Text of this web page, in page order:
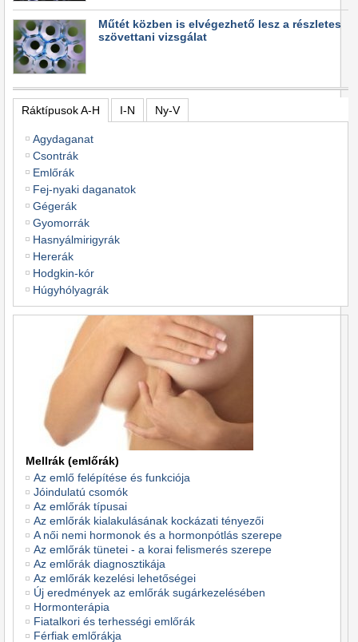
Műtét közben is elvégezhető lesz a részletes
szövettani vizsgálat
Ráktípusok A-H I-N Ny-V
Agydaganat
Csontrák
Emlőrák
Fej-nyaki daganatok
Gégerák
Gyomorrák
Hasnyálmirigyrák
Hererák
Hodgkin-kór
Húgyhólyagrák
Mellrák (emlőrák)
Az emlő felépítése és funkciója
Jóindulatú csomók
Az emlőrák típusai
Az emlőrák kialakulásának kockázati tényezői
A női nemi hormonok és a hormonpótlás szerepe
Az emlőrák tünetei - a korai felismerés szerepe
Az emlőrák diagnosztikája
Az emlőrák kezelési lehetőségei
Új eredmények az emlőrák sugárkezelésében
Hormonterápia
Fiatalkori és terhességi emlőrák
Férfiak emlőrákja